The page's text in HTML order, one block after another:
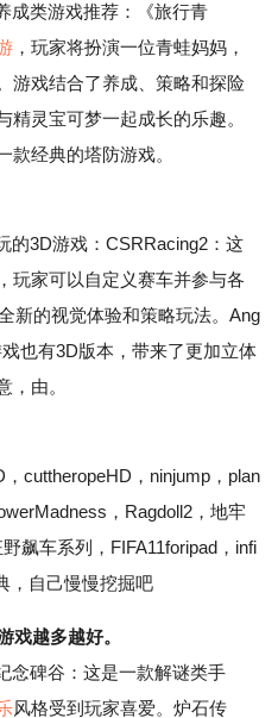
类游戏推荐：《旅行青
，玩家将扮演一位青蛙妈妈，
游戏结合了养成、策略和探险
灵宝可梦一起成长的乐趣。
款经典的塔防游戏。
3D游戏：CSRRacing2：这
玩家可以自定义赛车并参与各
新的视觉体验和策略玩法。Ang
也有3D版本，带来了更加立体
，由。
cuttheropeHD，ninjump，plan
，Ragdoll2，地牢
飙车系列，FIFA11foripad，infi
，自己慢慢挖掘吧
戏越多越好。
碑谷：这是一款解谜类手
风格受到玩家喜爱。炉石传